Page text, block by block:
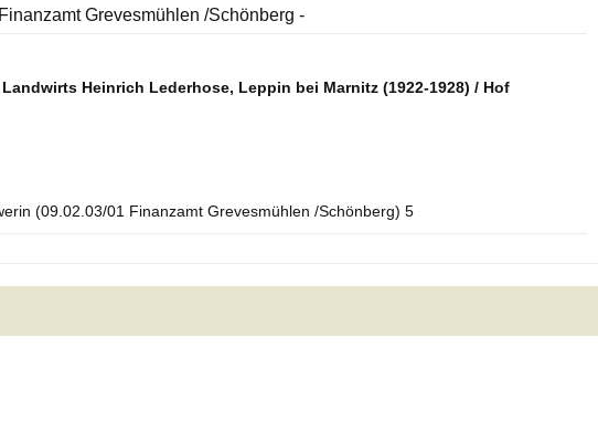
Grevesmühlen /Schönberg -
Heinrich Lederhose, Leppin bei Marnitz (1922-1928) / Hof
(09.02.03/01 Finanzamt Grevesmühlen /Schönberg) 5